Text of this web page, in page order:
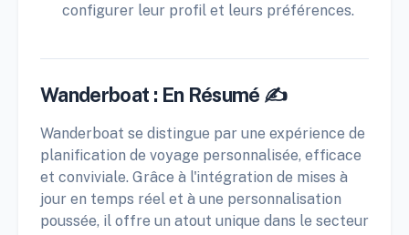
configurer leur profil et leurs préférences.
Wanderboat : En Résumé ✍️
Wanderboat se distingue par une expérience de
planification de voyage personnalisée, efficace
et conviviale. Grâce à l'intégration de mises à
jour en temps réel et à une personnalisation
poussée, il offre un atout unique dans le secteur